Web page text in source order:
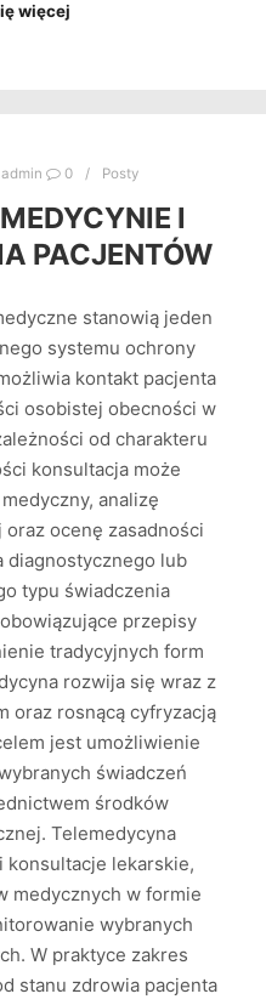
więcej
admin 0 Posty
I
PACJENTÓW
stanowią jeden
systemu ochrony
kontakt pacjenta
osobistej obecności w
od charakteru
konsultacja może
analizę
ocenę zasadności
diagnostycznego lub
typu świadczenia
przepisy
tradycyjnych form
rozwija się wraz z
oraz rosnącą cyfryzacją
jest umożliwienie
świadczeń
środków
Telemedycyna
lekarskie,
medycznych w formie
wybranych
W praktyce zakres
stanu zdrowia pacjenta